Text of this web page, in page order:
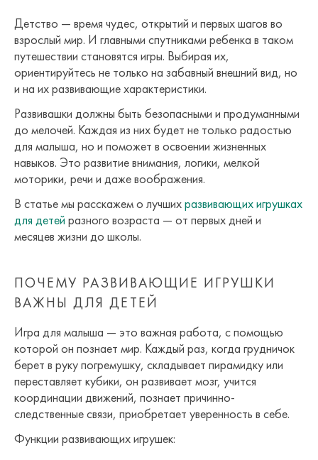
Детство — время чудес, открытий и первых шагов во
взрослый мир. И главными спутниками ребенка в таком
путешествии становятся игры. Выбирая их,
ориентируйтесь не только на забавный внешний вид, но
и на их развивающие характеристики.
Развивашки должны быть безопасными и продуманными
до мелочей. Каждая из них будет не только радостью
для малыша, но и поможет в освоении жизненных
навыков. Это развитие внимания, логики, мелкой
моторики, речи и даже воображения.
В статье мы расскажем о лучшихразвивающих игрушках
для детей разного возраста — от первых дней и
месяцев жизни до школы.
ПОЧЕМУ РАЗВИВАЮЩИЕ ИГРУШКИ
ВАЖНЫ ДЛЯ ДЕТЕЙ
Игра для малыша — это важная работа, с помощью
которой он познает мир. Каждый раз, когда грудничок
берет в руку погремушку, складывает пирамидку или
переставляет кубики, он развивает мозг, учится
координации движений, познает причинно-
следственные связи, приобретает уверенность в себе.
Функции развивающих игрушек: